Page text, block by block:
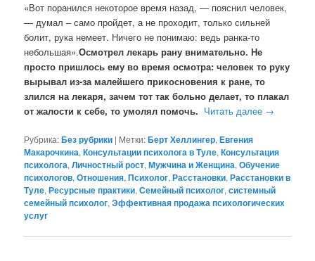
«Вот поранился некоторое время назад, — пояснил человек,
— думал – само пройдет, а не проходит, только сильней
болит, рука немеет. Ничего не понимаю: ведь ранка-то
небольшая».Осмотрел лекарь рану внимательно. Не
просто пришлось ему во время осмотра: человек то руку
вырывал из-за малейшего прикосновения к ране, то
злился на лекаря, зачем тот так больно делает, то плакал
от жалости к себе, то умолял помочь. Читать далее →
Рубрика:Без рубрики | Метки:Берт Хеллингер,Евгения
Макарочкина,Консультации психолога в Туле,Консультация
психолога,Личностный рост,Мужчина и Женщина,Обучение
психологов,Отношения,Психолог,Расстановки,Расстановки в
Туле,Ресурсные практики,Семейный психолог,системный
семейный психолог,Эффективная продажа психологических
услуг